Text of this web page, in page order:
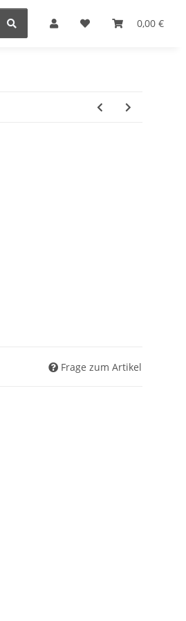
0,00 €
Krippenzubehör
Frage zum Artikel